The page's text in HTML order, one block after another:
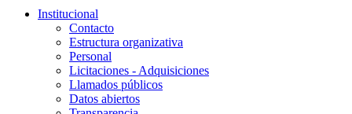
Institucional
Contacto
Estructura organizativa
Personal
Licitaciones - Adquisiciones
Llamados públicos
Datos abiertos